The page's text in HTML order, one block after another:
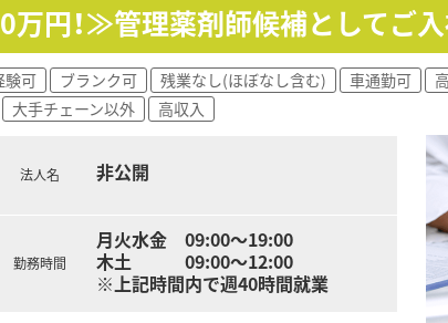
万円！≫管理薬剤師候補としてご
験可 ブランク可 残業なし(ほぼなし含む) 車通勤可
大手チェーン以外 高収入
法人名 非公開
勤務時間
月火水金 09:00～19:00
木土 09:00～12:00
※上記時間内で週40時間就業